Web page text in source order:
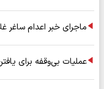
ماجرای خبر اعدام
عملیات بی‌وقفه برای